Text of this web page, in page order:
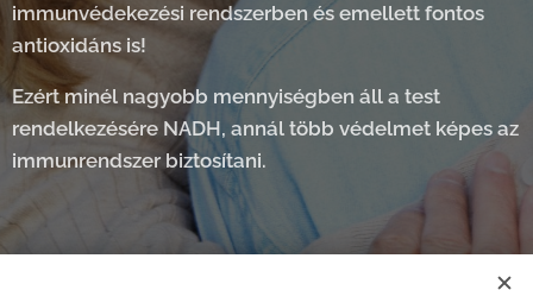
immunvédekezési rendszerben és emellett fontos
antioxidáns is!
Ezért minél nagyobb mennyiségben áll a test
rendelkezésére NADH, annál több védelmet képes az
immunrendszer biztosítani.